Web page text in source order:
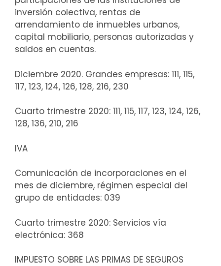
inversión colectiva, rentas de
arrendamiento de inmuebles urbanos,
capital mobiliario, personas autorizadas y
saldos en cuentas.
Diciembre 2020. Grandes empresas: 111, 115,
117, 123, 124, 126, 128, 216, 230
Cuarto trimestre 2020: 111, 115, 117, 123, 124, 126,
128, 136, 210, 216
IVA
Comunicación de incorporaciones en el
mes de diciembre, régimen especial del
grupo de entidades: 039
Cuarto trimestre 2020: Servicios vía
electrónica: 368
IMPUESTO SOBRE LAS PRIMAS DE SEGUROS